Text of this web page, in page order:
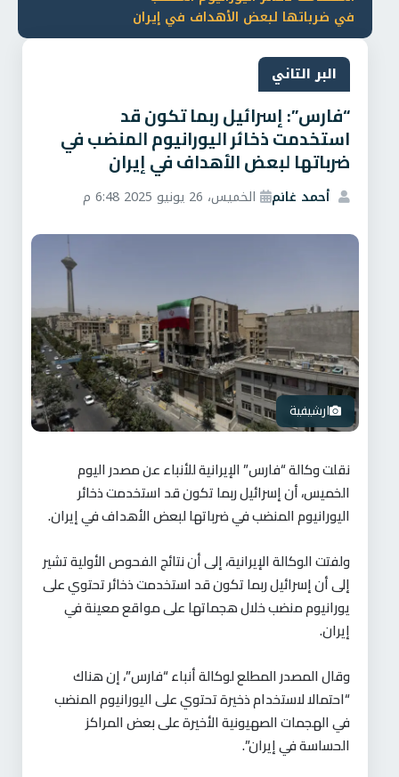
في ضرباتها لبعض الأهداف في إيران
البر التاني
“فارس”: إسرائيل ربما تكون قد
استخدمت ذخائر اليورانيوم المنضب في
ضرباتها لبعض الأهداف في إيران
أحمد غانم الخميس، 26 يونيو 2025 6:48 م
ارشيفية
نقلت وكالة “فارس” الإيرانية للأنباء عن مصدر اليوم
الخميس، أن إسرائيل ربما تكون قد استخدمت ذخائر
اليورانيوم المنضب في ضرباتها لبعض الأهداف في إيران.
ولفتت الوكالة الإيرانية، إلى أن نتائج الفحوص الأولية تشير
إلى أن إسرائيل ربما تكون قد استخدمت ذخائر تحتوي على
يورانيوم منضب خلال هجماتها على مواقع معينة في
إيران.
وقال المصدر المطلع لوكالة أنباء “فارس”، إن هناك
“احتمالا لاستخدام ذخيرة تحتوي على اليورانيوم المنضب
في الهجمات الصهيونية الأخيرة على بعض المراكز
الحساسة في إيران”.